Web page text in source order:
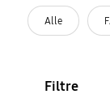
Alle
Filtre